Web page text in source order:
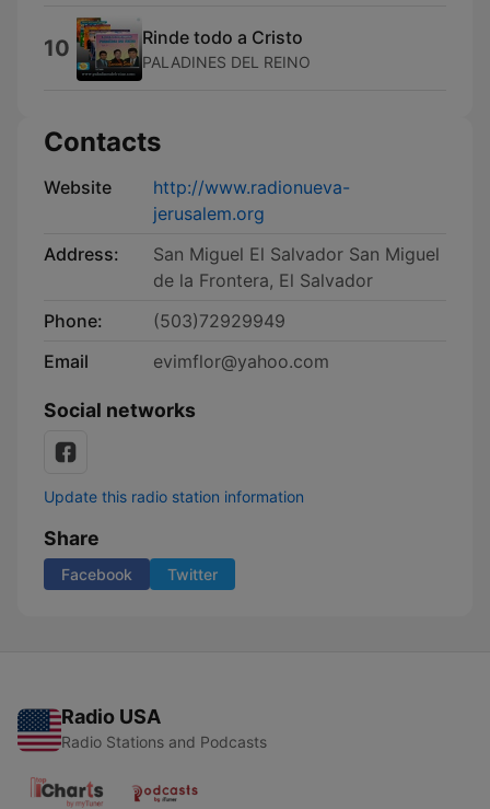
10 Rinde todo a Cristo
PALADINES DEL REINO
Contacts
Website
http://www.radionueva-
jerusalem.org
Address:
San Miguel El Salvador San Miguel
de la Frontera, El Salvador
Phone:
(503)72929949
Email
evimflor@yahoo.com
Social networks
Update this radio station information
Share
Facebook Twitter
Radio USA
Radio Stations and Podcasts